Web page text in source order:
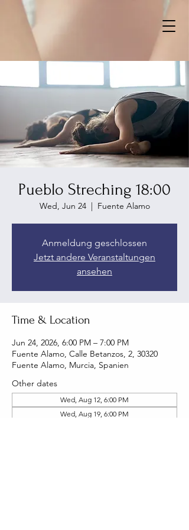
Pueblo Streching 18:00
Wed, Jun 24
  |
Fuente Alamo
Anmeldung geschlossen
Jetzt andere Veranstaltungen
ansehen
Time & Location
Jun 24, 2026, 6:00 PM – 7:00 PM
Fuente Alamo, Calle Betanzos, 2, 30320
Fuente Alamo, Murcia, Spanien
Other dates
Wed, Aug 12, 6:00 PM
Wed, Aug 19, 6:00 PM